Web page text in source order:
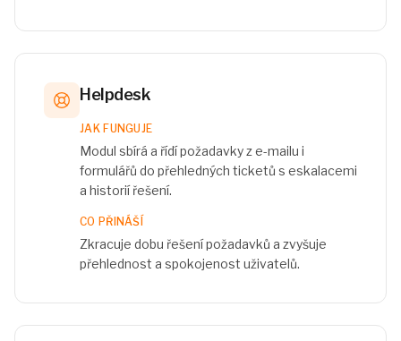
Helpdesk
JAK FUNGUJE
Modul sbírá a řídí požadavky z e-mailu i
formulářů do přehledných ticketů s eskalacemi
a historií řešení.
CO PŘINÁŠÍ
Zkracuje dobu řešení požadavků a zvyšuje
přehlednost a spokojenost uživatelů.